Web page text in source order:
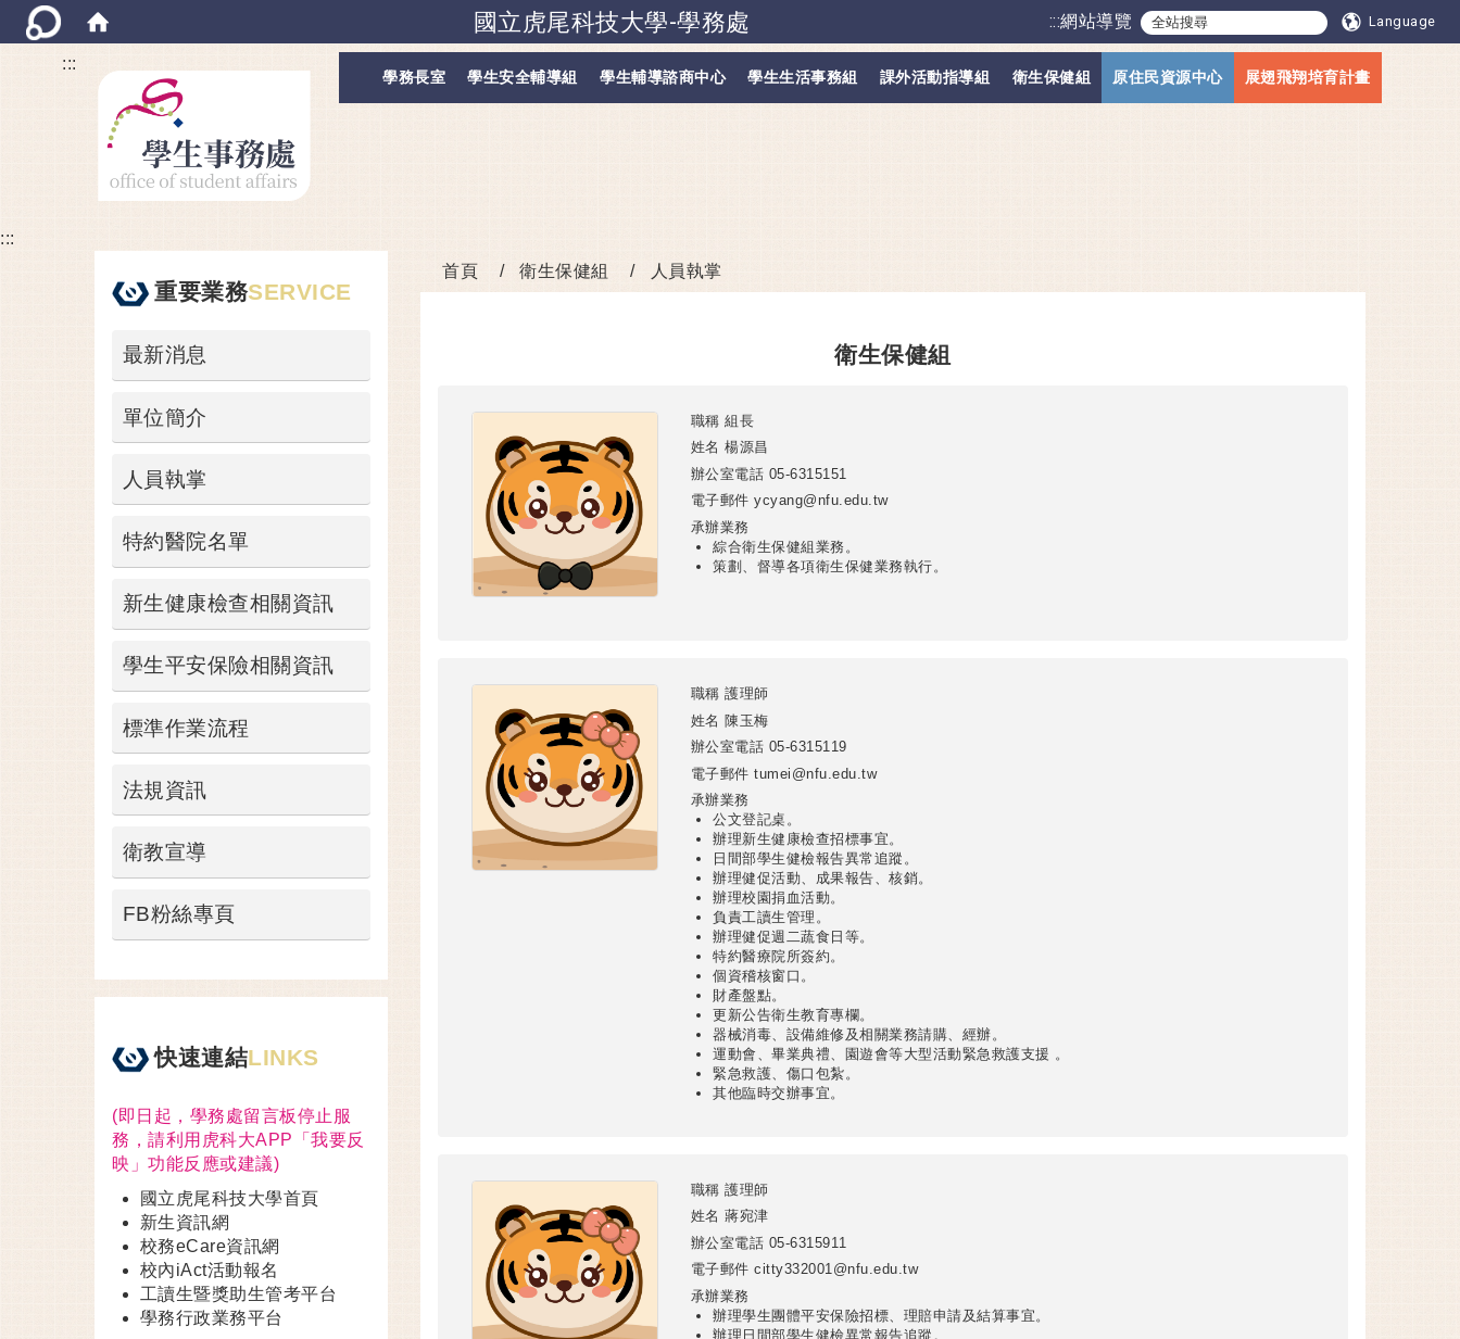
國立虎尾科技大學-學務處 :::網站導覽 Language
::: 跳到主要內容
學務長室 學生安全輔導組 學生輔導諮商中心 學生生活事務組 課外活動指導組 衛生保健組 原住民資源中心 展翅飛翔培育計畫
:::
重要業務SERVICE
最新消息
單位簡介
人員執掌
特約醫院名單
新生健康檢查相關資訊
學生平安保險相關資訊
標準作業流程
法規資訊
衛教宣導
FB粉絲專頁
快速連結LINKS
(即日起，學務處留言板停止服
務，請利用虎科大APP「我要反
映」功能反應或建議)
國立虎尾科技大學首頁
新生資訊網
校務eCare資訊網
校內iAct活動報名
工讀生暨獎助生管考平台
學務行政業務平台
首頁 衛生保健組 人員執掌
衛生保健組
職稱 組長
姓名 楊源昌
辦公室電話 05-6315151
電子郵件 ycyang@nfu.edu.tw
承辦業務
綜合衛生保健組業務。
策劃、督導各項衛生保健業務執行。
職稱 護理師
姓名 陳玉梅
辦公室電話 05-6315119
電子郵件 tumei@nfu.edu.tw
承辦業務
公文登記桌。
辦理新生健康檢查招標事宜。
日間部學生健檢報告異常追蹤。
辦理健促活動、成果報告、核銷。
辦理校園捐血活動。
負責工讀生管理。
辦理健促週二蔬食日等。
特約醫療院所簽約。
個資稽核窗口。
財產盤點。
更新公告衛生教育專欄。
器械消毒、設備維修及相關業務請購、經辦。
運動會、畢業典禮、園遊會等大型活動緊急救護支援 。
緊急救護、傷口包紮。
其他臨時交辦事宜。
職稱 護理師
姓名 蔣宛津
辦公室電話 05-6315911
電子郵件 citty332001@nfu.edu.tw
承辦業務
辦理學生團體平安保險招標、理賠申請及結算事宜。
辦理日間部學生健檢異常報告追蹤。